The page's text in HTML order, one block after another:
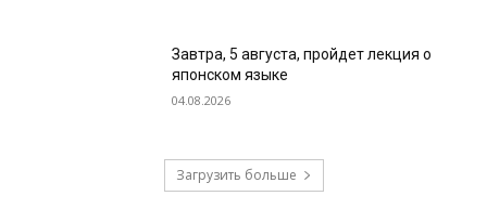
Завтра, 5 августа, пройдет лекция о
японском языке
04.08.2026
Загрузить больше